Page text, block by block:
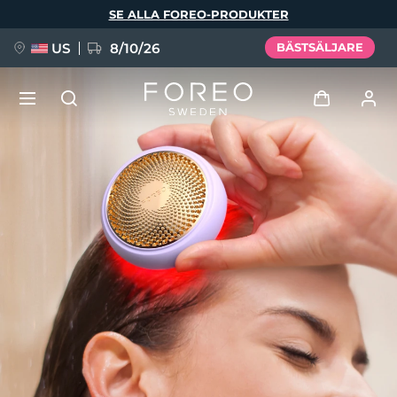
SE ALLA FOREO-PRODUKTER
US 8/10/26 BÄSTSÄLJARE
Logga in
Användarprofil
Mina enheter
Mina beställningar
Mina adresser
Mina prenumerationer
FAQ™ Pure Beauty-Tech Elixir
BREAKING NEWS
issa™ Teeth Whitening Set
Deutsch
Español
Français
Italiano
Português
Polski
Svenska
Русский
Türkçe
简体中文 繁體中文